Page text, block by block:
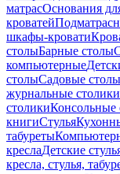
матрасОснования
кроватей
шкафы-кровати
столыБарные столы
компьютерные
столыСадовые столы
журнальные
столикиКонсольные
книгиСтулья
табуреты
креслаДетские
кресла, стулья,